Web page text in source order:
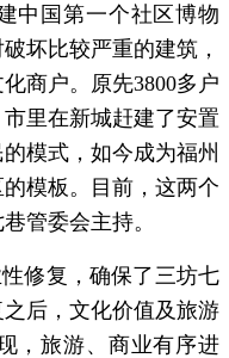
中国第一个社区博物
坏比较严重的建筑，
商户。原先3800多户
里在新城赶建了安置
模式，如今成为福州
模板。目前，这两个
管委会主持。
修复，确保了三坊七
后，文化价值及旅游
，旅游、商业有序进